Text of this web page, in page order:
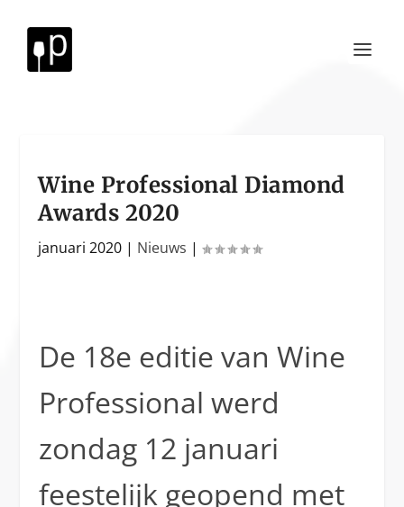
Wine Professional Diamond
Awards 2020
januari 2020 | Nieuws |
De 18e editie van Wine
Professional werd
zondag 12 januari
feestelijk geopend met